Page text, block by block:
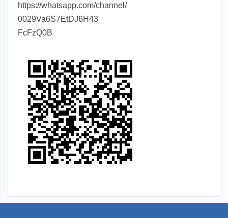
https://whatsapp.com/channel/
0029Va6S7EtDJ6H43
FcFzQ0B